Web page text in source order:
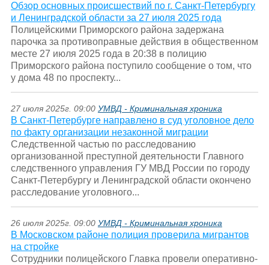
Обзор основных происшествий по г. Санкт-Петербургу
и Ленинградской области за 27 июля 2025 года
Полицейскими Приморского района задержана
парочка за противоправные действия в общественном
месте 27 июля 2025 года в 20:38 в полицию
Приморского района поступило сообщение о том, что
у дома 48 по проспекту...
27 июля 2025г. 09:00 УМВД - Криминальная хроника
В Санкт-Петербурге направлено в суд уголовное дело
по факту организации незаконной миграции
Следственной частью по расследованию
организованной преступной деятельности Главного
следственного управления ГУ МВД России по городу
Санкт-Петербургу и Ленинградской области окончено
расследование уголовного...
26 июля 2025г. 09:00 УМВД - Криминальная хроника
В Московском районе полиция проверила мигрантов
на стройке
Сотрудники полицейского Главка провели оперативно-